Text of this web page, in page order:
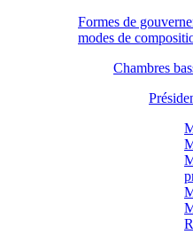
Formes de
modes de
Chambres